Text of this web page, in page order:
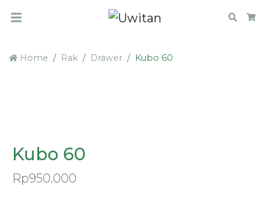
Search
Home Rak Drawer Kubo 60
Kubo 60
Rp950.000